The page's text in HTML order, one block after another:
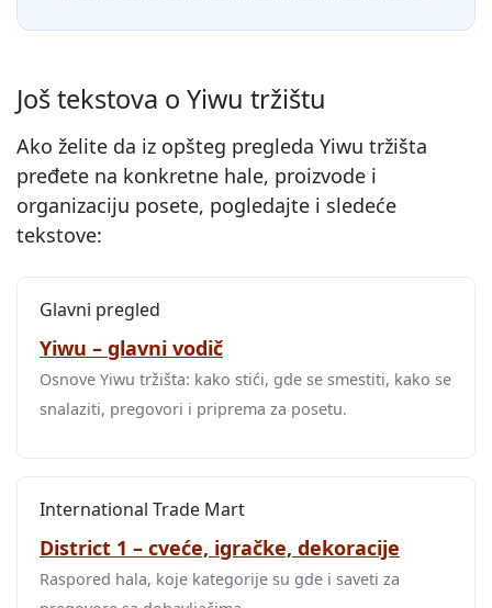
Još tekstova o Yiwu tržištu
Ako želite da iz opšteg pregleda Yiwu tržišta
pređete na konkretne hale, proizvode i
organizaciju posete, pogledajte i sledeće
tekstove:
Glavni pregled
Yiwu – glavni vodič
Osnove Yiwu tržišta: kako stići, gde se smestiti, kako se
snalaziti, pregovori i priprema za posetu.
International Trade Mart
District 1 – cveće, igračke, dekoracije
Raspored hala, koje kategorije su gde i saveti za